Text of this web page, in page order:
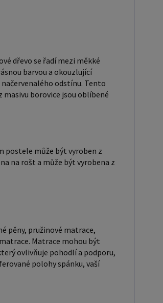
materiálů, včetně pěny,
matrace, taštičkové matrace,
matrace, sendvičové matrace,
mohou být měkké, středně
polohy spánku, vaší
zdravotní problémy, které
vzduchu a odvádění vlhkosti.
které jsou spojeny textilií,
Mezery mezi příčkami
dřevo se řadí mezi měkké
barvou a okouzlující
odstínu. Tento
borovice jsou oblíbené
postele může být vyroben z
na rošt a může být vyrobena z
pěny, pružinové matrace,
Matrace mohou být
ovlivňuje pohodlí a podporu,
polohy spánku, vaší